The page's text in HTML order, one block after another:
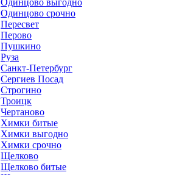
Одинцово выгодно
Одинцово срочно
Пересвет
Перово
Пушкино
Руза
Санкт-Петербург
Сергиев Посад
Строгино
Троицк
Чертаново
Химки битые
Химки выгодно
Химки срочно
Щелково
Щелково битые